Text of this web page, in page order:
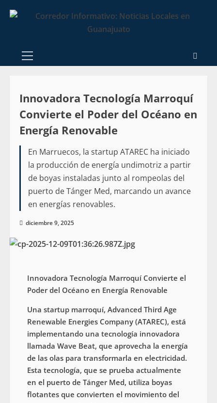
Innovadora Tecnología Marroquí
Convierte el Poder del Océano en
Energía Renovable
En Marruecos, la startup ATAREC ha iniciado
la producción de energía undimotriz a partir
de boyas instaladas junto al rompeolas del
puerto de Tánger Med, marcando un avance
en energías renovables.
diciembre 9, 2025
Innovadora Tecnología Marroquí Convierte el
Poder del Océano en Energía Renovable
Una startup marroquí, Advanced Third Age
Renewable Energies Company (ATAREC), está
implementando una tecnología innovadora
llamada Wave Beat, que aprovecha la energía
de las olas para transformarla en electricidad.
Esta tecnología, que se prueba actualmente
en el puerto de Tánger Med, utiliza boyas
flotantes que convierten el movimiento del